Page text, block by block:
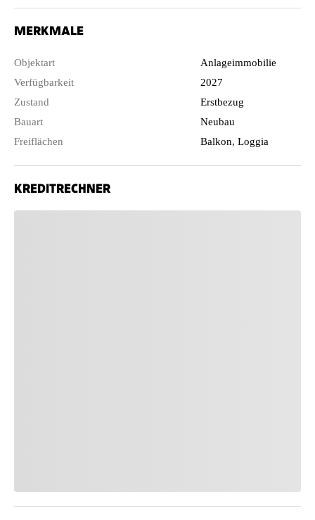
MERKMALE
Objektart
Anlageimmobilie
Verfügbarkeit
2027
Zustand
Erstbezug
Bauart
Neubau
Freiflächen
Balkon, Loggia
KREDITRECHNER